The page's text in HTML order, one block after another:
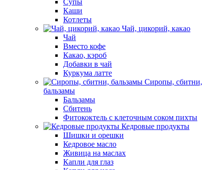
Супы
Каши
Котлеты
Чай, цикорий, какао
Чай
Вместо кофе
Какао, кэроб
Добавки в чай
Куркума латте
Сиропы, сбитни,
бальзамы
Бальзамы
Сбитень
Фитококтель с клеточным соком пихты
Кедровые продукты
Шишки и орешки
Кедровое масло
Живица на маслах
Капли для глаз